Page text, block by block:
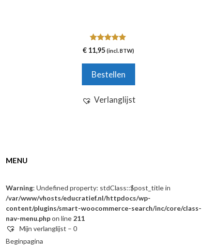
5.00
van 5
€ 11,95 (incl. BTW)
Bestellen
Verlanglijst
MENU
Warning: Undefined property: stdClass::$post_title in
/var/www/vhosts/educratief.nl/httpdocs/wp-
content/plugins/smart-woocommerce-search/inc/core/class-
nav-menu.phpon line 211
Mijn verlanglijst – 0
Beginpagina